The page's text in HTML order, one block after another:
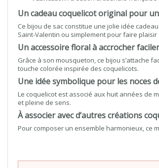
Un cadeau coquelicot original pour
Ce bijou de sac constitue une jolie idée
Saint-Valentin ou simplement pour faire
Un accessoire floral à accrocher
Grâce à son mousqueton, ce bijou s’attache
touche colorée inspirée des coquelicots.
Une idée symbolique pour les noces
Le coquelicot est associé aux huit années de
et pleine de sens.
À associer avec d’autres créations
Pour composer un ensemble harmonieux, ce